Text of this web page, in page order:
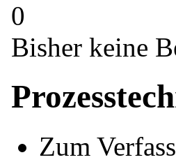
0
Bisher keine
Zum